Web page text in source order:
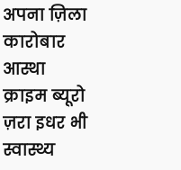
अपना ज़िला
कारोबार
आस्था
क्राइम ब्यूरो
ज़रा इधर भी
स्वास्थ्य